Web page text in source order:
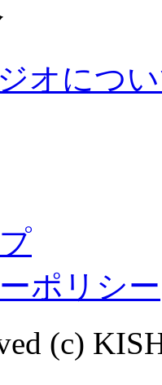
オにつ
ポリシー
(c)